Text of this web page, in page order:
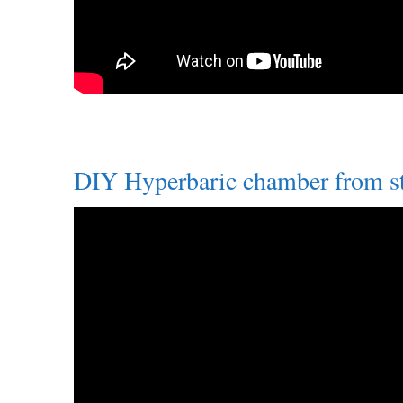
DIY Hyperbaric chamber from